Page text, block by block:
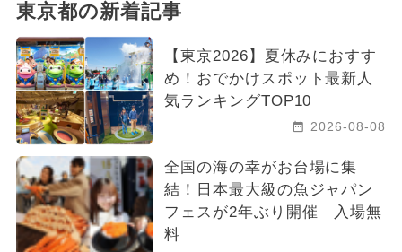
東京都の新着記事
【東京2026】夏休みにおすす
め！おでかけスポット最新人
気ランキングTOP10
2026-08-08
全国の海の幸がお台場に集
結！日本最大級の魚ジャパン
フェスが2年ぶり開催 入場無
料